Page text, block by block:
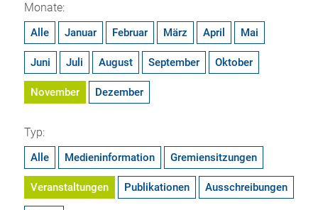
Monate:
Alle Januar Februar März April Mai
Juni Juli August September Oktober
November Dezember
Typ:
Alle Medieninformation Gremiensitzungen
Veranstaltungen Publikationen Ausschreibungen